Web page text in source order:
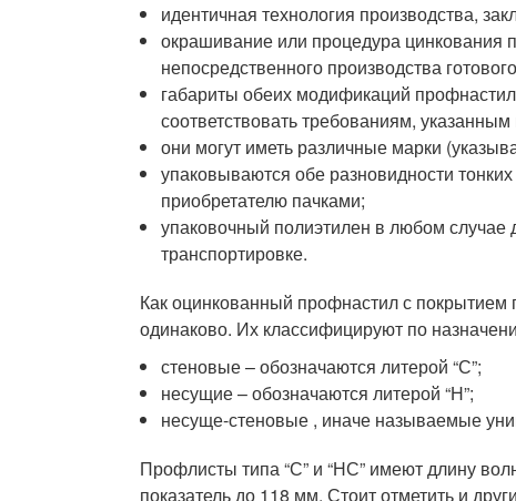
идентичная технология производства,
окрашивание или процедура цинкования
непосредственного производства
габариты обеих модификаций
соответствовать требованиям,
они могут иметь различные марки
упаковываются обе разновидности
приобретателю пачками;
упаковочный полиэтилен в любом
транспортировке.
Как оцинкованный профнастил с
одинаково. Их классифицируют по
стеновые – обозначаются литерой “С”;
несущие – обозначаются литерой “Н”;
несуще-стеновые , иначе называемые
Профлисты типа “С” и “НС” имеют длину
показатель до 118 мм. Стоит отметить и